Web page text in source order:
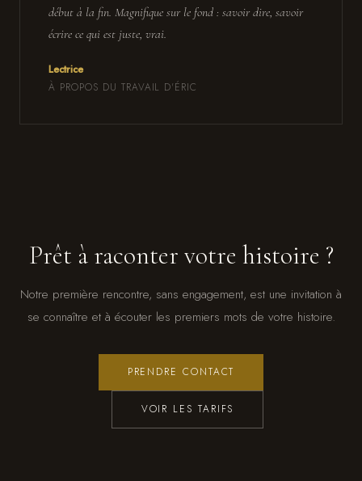
début à la fin. Magnifique sur le fond : savoir dire, savoir
écrire ce qui est juste, vrai.
Lectrice
À PROPOS DU TRAVAIL D'ÉRIC
Prêt à raconter votre histoire ?
Notre première rencontre, sans engagement, est une invitation à
se connaître et à écouter les premiers mots de votre histoire.
PRENDRE CONTACT
VOIR LES TARIFS